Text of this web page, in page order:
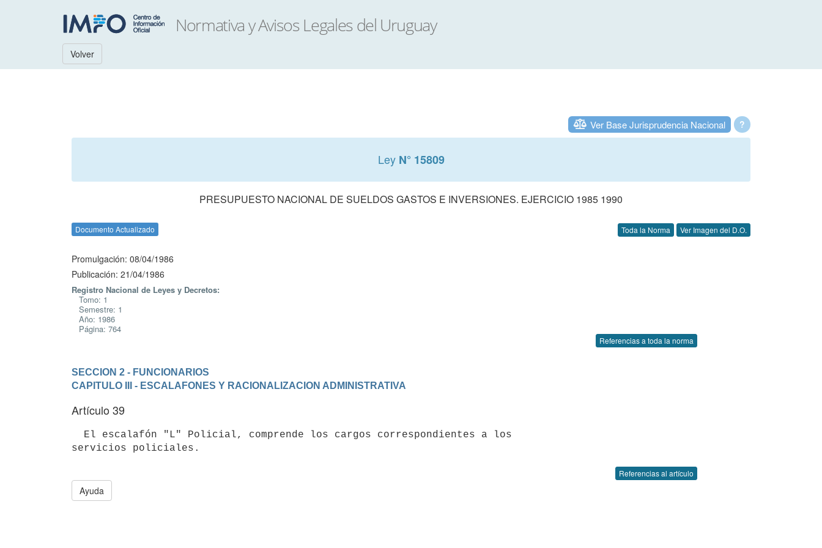
Volver
?
Ver Base Jurisprudencia Nacional
Ley N° 15809
PRESUPUESTO NACIONAL DE SUELDOS GASTOS E INVERSIONES. EJERCICIO 1985 1990
Documento Actualizado Toda la Norma Ver Imagen del D.O.
Promulgación: 08/04/1986
Publicación: 21/04/1986
Registro Nacional de Leyes y Decretos:
Tomo: 1
Semestre: 1
Año: 1986
Página: 764
Referencias a toda la norma
SECCION 2 - FUNCIONARIOS
CAPITULO III - ESCALAFONES Y RACIONALIZACION ADMINISTRATIVA
Artículo 39
Referencias al artículo
Ayuda